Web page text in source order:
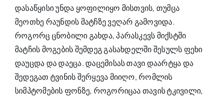
დასაწყისი უნდა ყოფილიყო მისთვის, თუმცა
მეოთხე რაუნდის მატჩზე ვეღარ გამოვიდა.
როგორც ცნობილი გახდა, პარასკევს მიქსტში
მატჩის მოგების შემდეგ გასახდელში შესულს ფეხი
დაუცდა და დაეცა. დაცემისას თავი დაარტყა და
შედეგათ ტვინის შერყევა მიიღო, რომლის
სიმპტომების ფონზე, როგორიცაა თავის ტკივილი,